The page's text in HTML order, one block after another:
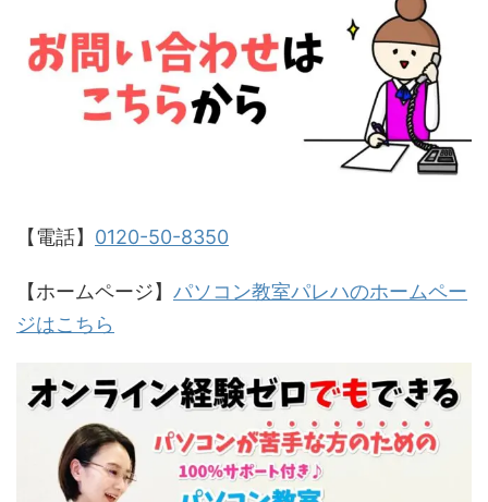
【電話】 0120-50-8350
【ホームページ】 パソコン教室パレハのホームペー
ジはこちら